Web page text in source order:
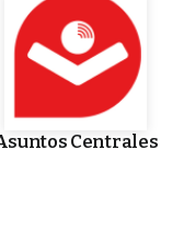
Centrales